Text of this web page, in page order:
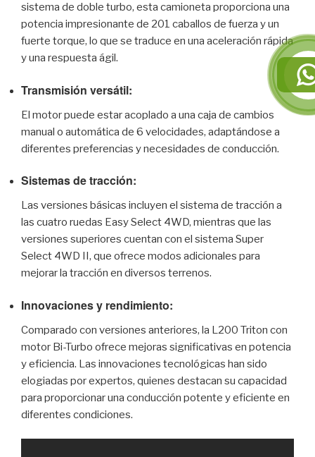
sistema de doble turbo, esta camioneta proporciona una
potencia impresionante de 201 caballos de fuerza y un
fuerte torque, lo que se traduce en una aceleración rápida
y una respuesta ágil.
Transmisión versátil:
El motor puede estar acoplado a una caja de cambios
manual o automática de 6 velocidades, adaptándose a
diferentes preferencias y necesidades de conducción.
Sistemas de tracción:
Las versiones básicas incluyen el sistema de tracción a
las cuatro ruedas Easy Select 4WD, mientras que las
versiones superiores cuentan con el sistema Super
Select 4WD II, que ofrece modos adicionales para
mejorar la tracción en diversos terrenos.
Innovaciones y rendimiento:
Comparado con versiones anteriores, la L200 Triton con
motor Bi-Turbo ofrece mejoras significativas en potencia
y eficiencia. Las innovaciones tecnológicas han sido
elogiadas por expertos, quienes destacan su capacidad
para proporcionar una conducción potente y eficiente en
diferentes condiciones.